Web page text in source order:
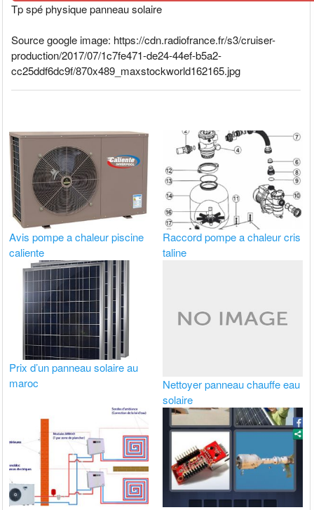
Tp spé physique panneau solaire
Source google image: https://cdn.radiofrance.fr/s3/cruiser-
production/2017/07/1c7fe471-de24-44ef-b5a2-
cc25ddf6dc9f/870x489_maxstockworld162165.jpg
Avis pompe a chaleur piscine
caliente
Raccord pompe a chaleur cris
taline
Prix d’un panneau solaire au
maroc
Nettoyer panneau chauffe eau
solaire